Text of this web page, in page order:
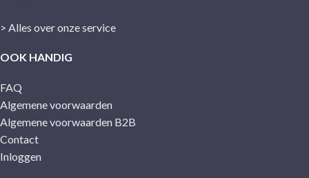
> Alles over onze service
OOK HANDIG
FAQ
Algemene voorwaarden
Algemene voorwaarden B2B
Contact
Inloggen